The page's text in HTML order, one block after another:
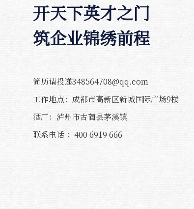
开天下英才之门
筑企业锦绣前程
简历请投递348564708@qq.com
工作地点：成都市高新区新城国际广场9楼
酒厂：泸州市古蔺县茅溪镇
联系电话 ：400 6919 666